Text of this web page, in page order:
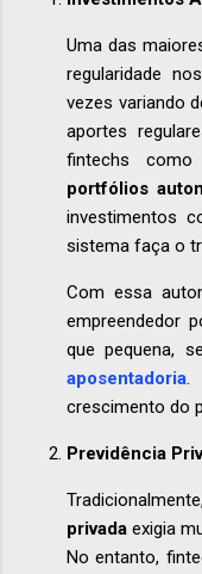
Uma das
regularidade
vezes variando
aportes
fintechs
portfólios
investimentos
sistema faça o
Com essa
empreendedor
que pequena,
aposentadoria.
crescimento do
Previdência
privada exigia
No entanto,